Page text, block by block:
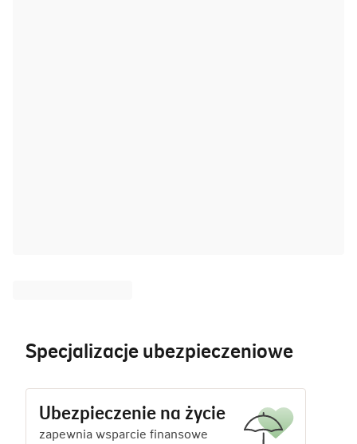
Specjalizacje ubezpieczeniowe
Ubezpieczenie na życie
zapewnia wsparcie finansowe